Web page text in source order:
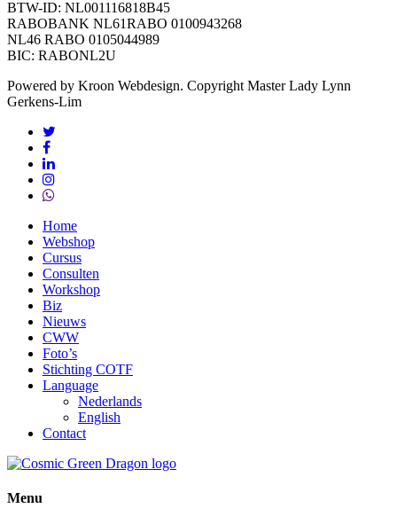
BTW-ID: NL001116818B45
RABOBANK NL61RABO 0100943268
NL46 RABO 0105044989
BIC: RABONL2U
Powered by Kroon Webdesign. Copyright Master Lady Lynn
Gerkens-Lim
twitter
facebook
linkedin
instagram
whatsapp
Close
Menu
Home
Webshop
Cursus
Consulten
Workshop
Biz
Nieuws
CWW
Foto’s
Stichting COTF
Language
Nederlands
English
Contact
Menu